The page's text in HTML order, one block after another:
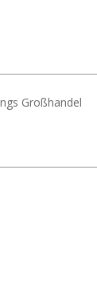
Großhandel